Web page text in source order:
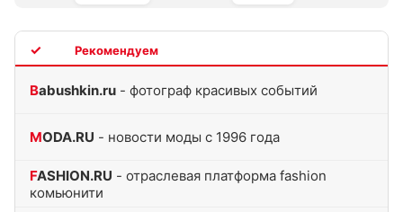
Babushkin.ru - фотограф красивых событий
MODA.RU - новости моды с 1996 года
FASHION.RU - отраслевая платформа fashion
комьюнити